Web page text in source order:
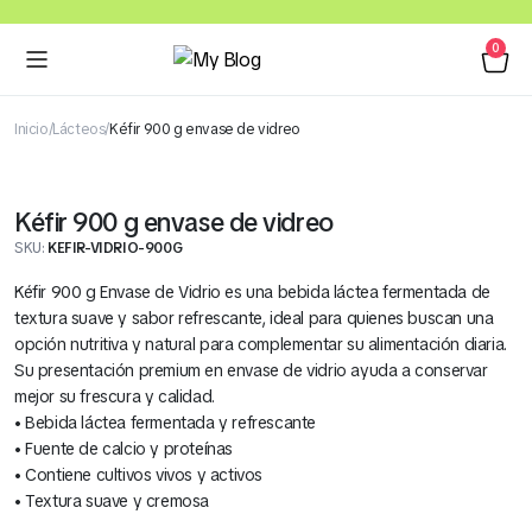
0
Inicio Lácteos Kéfir 900 g envase de vidreo
Kéfir 900 g envase de vidreo
SKU: KEFIR-VIDRIO-900G
Kéfir 900 g Envase de Vidrio es una bebida láctea fermentada de
textura suave y sabor refrescante, ideal para quienes buscan una
opción nutritiva y natural para complementar su alimentación diaria.
Su presentación premium en envase de vidrio ayuda a conservar
mejor su frescura y calidad.
• Bebida láctea fermentada y refrescante
• Fuente de calcio y proteínas
• Contiene cultivos vivos y activos
• Textura suave y cremosa